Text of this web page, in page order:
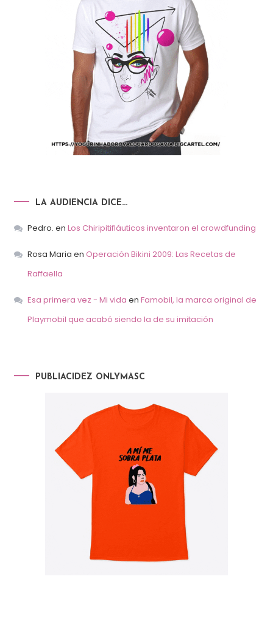
LA AUDIENCIA DICE…
Pedro. en Los Chiripitifláuticos inventaron el crowdfunding
Rosa Maria en Operación Bikini 2009: Las Recetas de
Raffaella
Esa primera vez - Mi vida en Famobil, la marca original de
Playmobil que acabó siendo la de su imitación
PUBLIACIDEZ ONLYMASC